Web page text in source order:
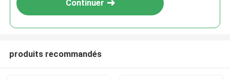
Continuer
produits recommandés